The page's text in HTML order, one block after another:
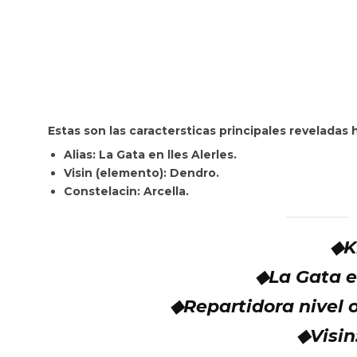
Estas son las caractersticas principales reveladas
Alias: La Gata en lles Alerles.
Visin (elemento): Dendro.
Constelacin: Arcella.
◆La Gata
◆Repartidora nivel